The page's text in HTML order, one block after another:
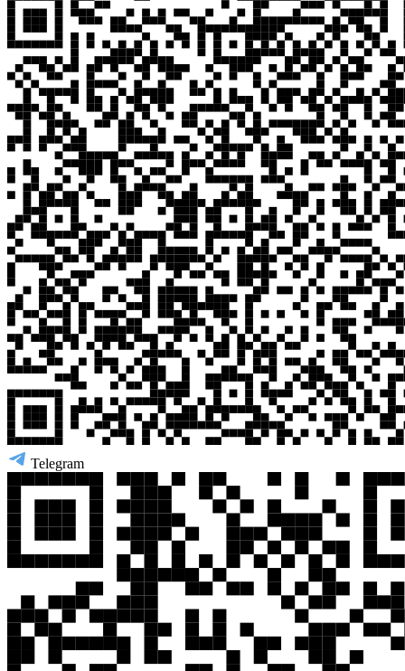
Telegram